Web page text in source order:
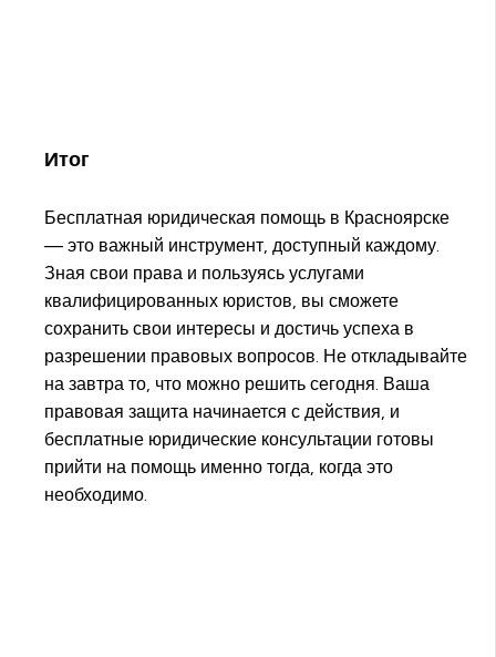
Итог
Бесплатная юридическая помощь в Красноярске
— это важный инструмент, доступный каждому.
Зная свои права и пользуясь услугами
квалифицированных юристов, вы сможете
сохранить свои интересы и достичь успеха в
разрешении правовых вопросов. Не откладывайте
на завтра то, что можно решить сегодня. Ваша
правовая защита начинается с действия, и
бесплатные юридические консультации готовы
прийти на помощь именно тогда, когда это
необходимо.